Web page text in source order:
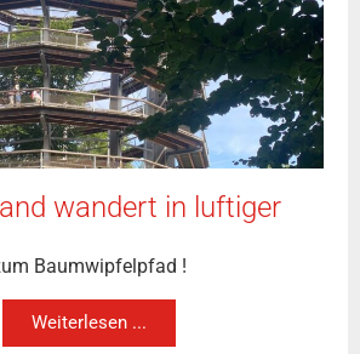
wandert in luftiger
Baumwipfelpfad !
Weiterlesen ...